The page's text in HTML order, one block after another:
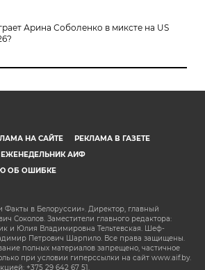
Арина Соболенко в миксте на US
НА САЙТЕ
РЕКЛАМА В ГАЗЕТЕ
АИФ
ОБ ОШИБКЕ
в Белоруссии». Директор, главный
Соколов. Заместители главного редактора:
и Юлия Владимировна Тельтевская. Шеф-
Петрович Шарпило. Все права защищены.
полных материалов запрещено, частичное
при условии гиперссылки на сайт www.aif.by.
+375 29 642 67 51.